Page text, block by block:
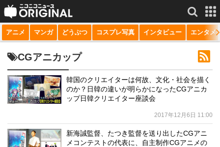
サービス一覧 もっと見る
動画
生放送
チャンネル
アニメ マンガ どうぶつ コスプレ写真 インタビュー エンタメ
CGアニカップ
韓国のクリエイターは何故、文化・社会を描く
のか？日韓の違いが明らかになったCGアニカ
ップ日韓クリエイター座談会
2017年12月6日 11:00
新海誠監督、たつき監督を送り出したCGアニ
メコンテストの代表に、自主制作CGアニメの